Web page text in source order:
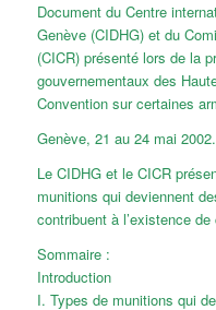
Document du Centre
Genève (CIDHG) et du
(CICR) présenté lors de la
gouvernementaux des
Convention sur certaines
Genève, 21 au 24 mai 2002.
Le CIDHG et le CICR
munitions qui deviennent
contribuent à l’existence
Sommaire :
Introduction
I. Types de munitions qui